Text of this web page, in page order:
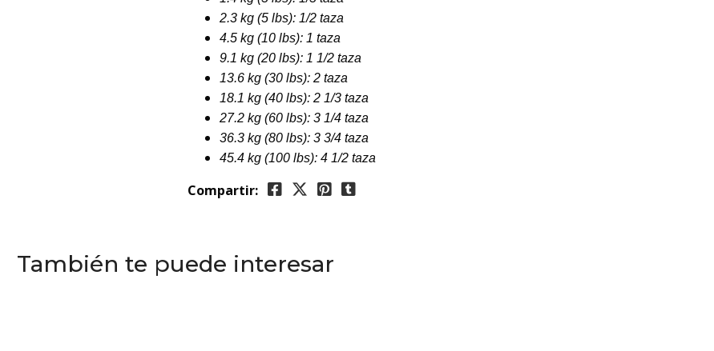
2.3 kg (5 lbs): 1/2 taza
4.5 kg (10 lbs): 1 taza
9.1 kg (20 lbs): 1 1/2 taza
13.6 kg (30 lbs): 2 taza
18.1 kg (40 lbs): 2 1/3 taza
27.2 kg (60 lbs): 3 1/4 taza
36.3 kg (80 lbs): 3 3/4 taza
45.4 kg (100 lbs): 4 1/2 taza
Compartir:
También te puede interesar